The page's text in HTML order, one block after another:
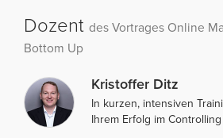
Dozent des Vortrages Online
Bottom Up
Kristoffer Ditz
In kurzen, intensiven
Ihrem Erfolg im